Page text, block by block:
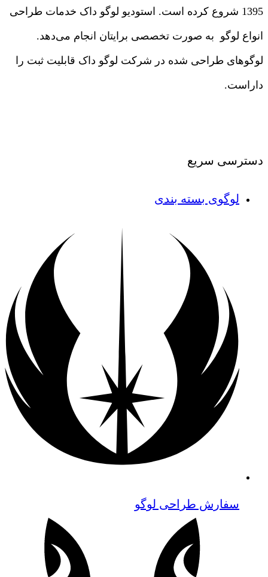
1395 شروع کرده است. استودیو لوگو داک خدمات طراحی
انواع لوگو به صورت تخصصی برایتان انجام می‌دهد.
لوگوهای طراحی شده در شرکت لوگو داک قابلیت ثبت را
داراست.
دسترسی سریع
لوگوی بسته بندی
سفارش طراحی لوگو